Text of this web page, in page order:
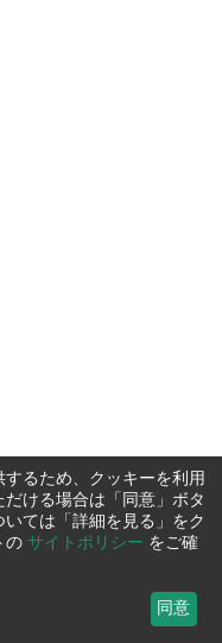
るため、クッキーを利用
ける場合は「同意」ボタ
ては「詳細を見る」をク
の サイトポリシー をご確
同意